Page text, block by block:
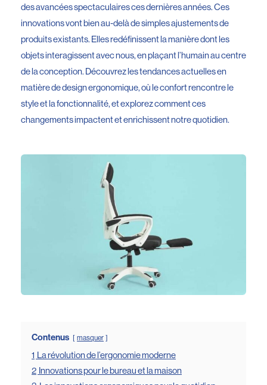
des avancées spectaculaires ces dernières années. Ces
innovations vont bien au-delà de simples ajustements de
produits existants. Elles redéfinissent la manière dont les
objets interagissent avec nous, en plaçant l’humain au centre
de la conception. Découvrez les tendances actuelles en
matière de design ergonomique, où le confort rencontre le
style et la fonctionnalité, et explorez comment ces
changements impactent et enrichissent notre quotidien.
Contenus masquer
1 La révolution de l’ergonomie moderne
2 Innovations pour le bureau et la maison